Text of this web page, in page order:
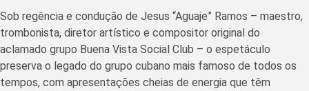
Sob regência e condução de Jesus “Aguaje” Ramos – maestro,
trombonista, diretor artístico e compositor original do
aclamado grupo Buena Vista Social Club – o espetáculo
preserva o legado do grupo cubano mais famoso de todos os
tempos, com apresentações cheias de energia que têm